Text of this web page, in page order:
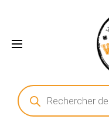
Recherche
de
produits